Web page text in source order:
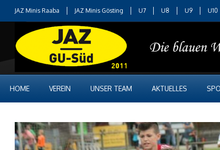
JAZ Minis Raaba JAZ Minis Gösting U7 U8 U9 U10
HOME VEREIN UNSER TEAM AKTUELLES